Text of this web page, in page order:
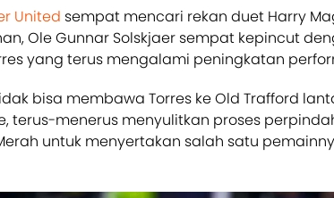
United sempat mencari rekan duet Harry
Ole Gunnar Solskjaer sempat kepincut
yang terus mengalami peningkatan
bisa membawa Torres ke Old Trafford
terus-menerus menyulitkan proses
untuk menyertakan salah satu